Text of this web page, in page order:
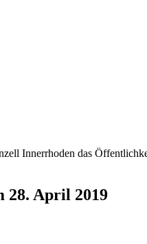
Innerrhoden das
28. April 2019